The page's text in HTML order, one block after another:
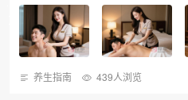
养生指南 439人浏览